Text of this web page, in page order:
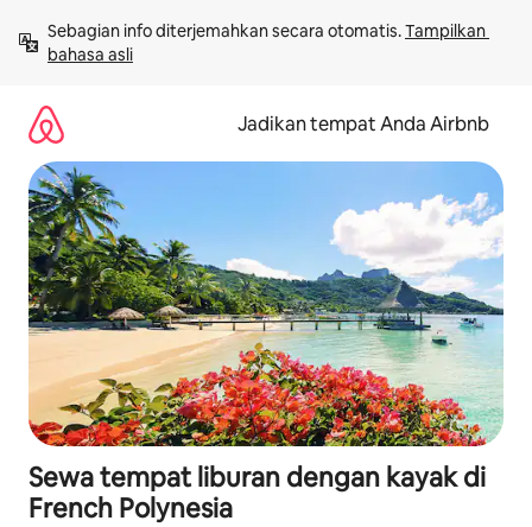
langsung
lihat
Sebagian info diterjemahkan secara otomatis. Tampilkan
bahasa asli
Jadikan tempat Anda Airbnb
Sewa tempat liburan dengan kayak di
French Polynesia